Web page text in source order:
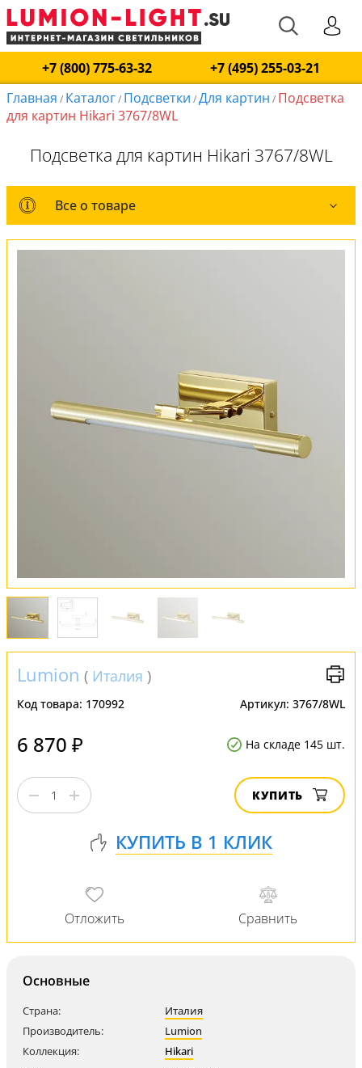
+7 (800) 775-63-32
+7 (495) 255-03-21
Главная / Каталог/ Подсветки /Для картин / Подсветка
для картин Hikari 3767/8WL
Подсветка для картин Hikari 3767/8WL
Все о товаре
Все о товаре
Обмен и возврат
Lumion ( Италия )
Код товара: 170992 Артикул: 3767/8WL
6 870 ₽ На складе 145 шт.
КУПИТЬ
Основные
Страна:
Италия
Производитель:
Lumion
Коллекция:
Hikari